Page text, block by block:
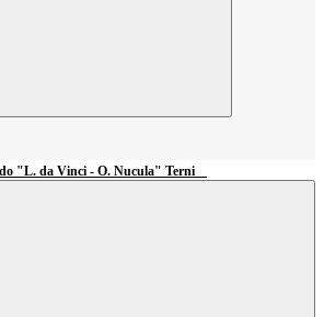
"L. da Vinci - O. Nucula" Terni